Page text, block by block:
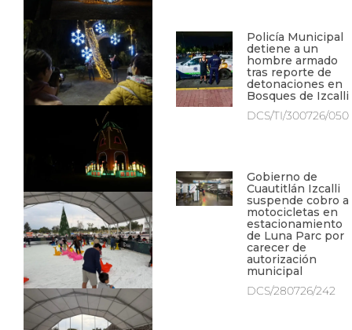
Policía Municipal
detiene a un
hombre armado
tras reporte de
detonaciones en
Bosques de Izcalli
DCS/TI/300726/050
Gobierno de
Cuautitlán Izcalli
suspende cobro a
motocicletas en
estacionamiento
de Luna Parc por
carecer de
autorización
municipal
DCS/280726/242